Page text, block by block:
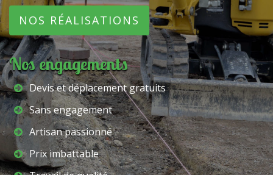
NOS RÉALISATIONS
Nos engagements
Devis et déplacement gratuits
Sans engagement
Artisan passionné
Prix imbattable